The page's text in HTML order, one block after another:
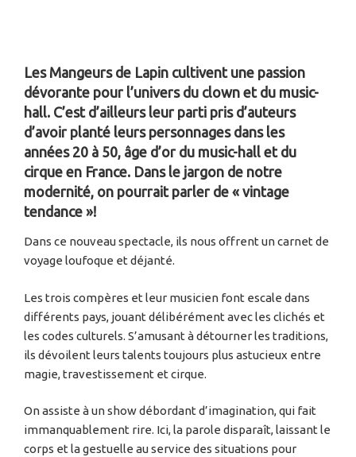
Les Mangeurs de Lapin cultivent une passion
dévorante pour l’univers du clown et du music-
hall. C’est d’ailleurs leur parti pris d’auteurs
d’avoir planté leurs personnages dans les
années 20 à 50, âge d’or du music-hall et du
cirque en France. Dans le jargon de notre
modernité, on pourrait parler de « vintage
tendance »!
Dans ce nouveau spectacle, ils nous offrent un carnet de
voyage loufoque et déjanté.
Les trois compères et leur musicien font escale dans
différents pays, jouant délibérément avec les clichés et
les codes culturels. S’amusant à détourner les traditions,
ils dévoilent leurs talents toujours plus astucieux entre
magie, travestissement et cirque.
On assiste à un show débordant d’imagination, qui fait
immanquablement rire. Ici, la parole disparaît, laissant le
corps et la gestuelle au service des situations pour